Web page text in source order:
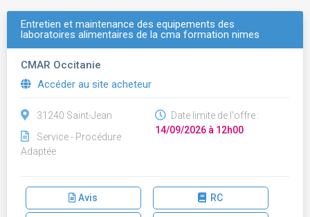
Entretien et maintenance des equipements des
laboratoires alimentaires de la cma formation nimes
CMAR Occitanie
Accéder au site acheteur
31240 Saint-Jean
Service - Procédure
Adaptée
Date limite de l'offre :
14/09/2026 à 12h00
Avis RC